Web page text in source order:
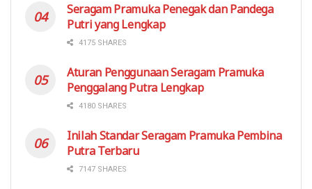
Seragam Pramuka Penegak dan Pandega
Putri yang Lengkap
4175 SHARES
Aturan Penggunaan Seragam Pramuka
Penggalang Putra Lengkap
4180 SHARES
Inilah Standar Seragam Pramuka Pembina
Putra Terbaru
7147 SHARES